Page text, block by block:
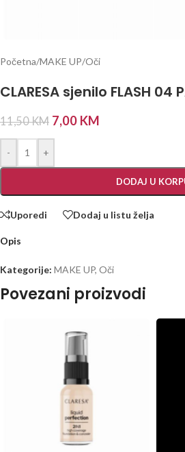
Početna/MAKE UP/Oči
CLARESA sjenilo FLASH 04
11,50KM 7,00 KM
- +
DODAJ U
Uporedi Dodaj u listu želja
Opis
Kategorije: MAKE UP, Oči
Povezani proizvodi